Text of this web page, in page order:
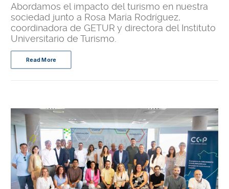
Abordamos el impacto del turismo en nuestra
sociedad junto a Rosa María Rodríguez,
coordinadora de GETUR y directora del Instituto
Universitario de Turismo.
Read More